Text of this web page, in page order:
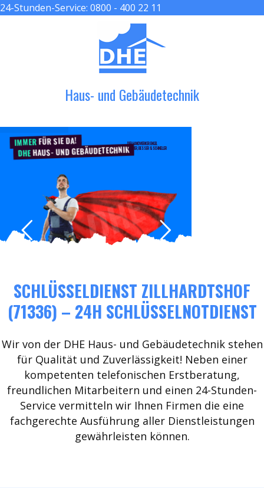
24-Stunden-Service: 0800 - 400 22 11
Haus- und Gebäudetechnik
IMMERFÜR SIE DA!
DHEHAUS- UND GEBÄUDETECHNIK
DER HANDWERKER ENGEL
GRÖßER, BESSER & SCHNELLER
SCHLÜSSELDIENST ZILLHARDTSHOF
(71336) – 24H SCHLÜSSELNOTDIENST
Wir von der DHE Haus- und Gebäudetechnik stehen
für Qualität und Zuverlässigkeit! Neben einer
kompetenten telefonischen Erstberatung,
freundlichen Mitarbeitern und einen 24-Stunden-
Service vermitteln wir Ihnen Firmen die eine
fachgerechte Ausführung aller Dienstleistungen
gewährleisten können.